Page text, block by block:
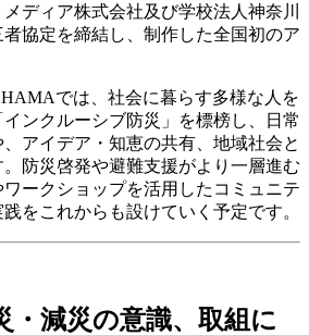
ディア株式会社及び学校法人神奈川
協定を締結し、制作した全国初のア
では、社会に暮らす多様な人を
ンクルーシブ防災」を標榜し、日常
アイデア・知恵の共有、地域社会と
防災啓発や避難支援がより一層進む
ークショップを活用したコミュニテ
をこれからも設けていく予定です。
・減災の意識、取組に